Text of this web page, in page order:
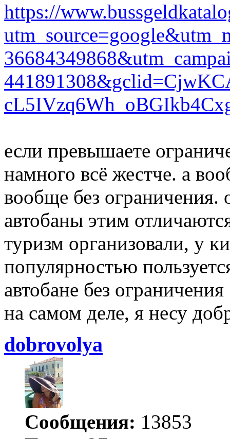
https://
если превышаете
намного всё жестче. а
вообще без
автобаны этим
туризм организовали, у
популярностью
автобане без ограничения
на самом деле, я несу
dobrovolya
Сообщения: 13853